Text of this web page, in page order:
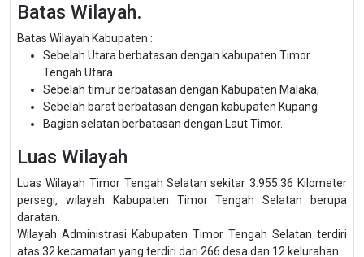
Batas Wilayah.
Batas Wilayah Kabupaten :
Sebelah Utara berbatasan dengan kabupaten Timor
Tengah Utara
Sebelah timur berbatasan dengan Kabupaten Malaka,
Sebelah barat berbatasan dengan kabupaten Kupang
Bagian selatan berbatasan dengan Laut Timor.
Luas Wilayah
Luas Wilayah Timor Tengah Selatan sekitar 3.955.36 Kilometer
persegi, wilayah Kabupaten Timor Tengah Selatan berupa
daratan.
Wilayah Administrasi Kabupaten Timor Tengah Selatan terdiri
atas 32 kecamatan yang terdiri dari 266 desa dan 12 kelurahan.